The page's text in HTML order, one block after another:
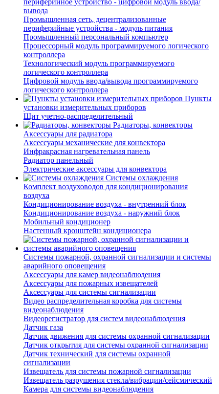
периферийное устройство - цифровой модуль ввода/
вывода
Промышленная сеть, децентрализованные
периферийные устройства - модуль питания
Промышленный персональный компьютер
Процессорный модуль программируемого логического
контроллера
Технологический модуль программируемого
логического контроллера
Цифровой модуль ввода/вывода программируемого
логического контроллера
Пункты
установки измерительных приборов
Щит учетно-распределительный
Радиаторы, конвекторы
Аксессуары для радиатора
Аксессуары механические для конвектора
Инфракрасная нагревательная панель
Радиатор панельный
Электрические аксессуары для конвектора
Системы охлаждения
Комплект воздуховодов для кондиционирования
воздуха
Кондиционирование воздуха - внутренний блок
Кондиционирование воздуха - наружний блок
Мобильный кондиционер
Настенный кронштейн кондиционера
Системы пожарной, охранной сигнализации и системы
аварийного оповещения
Аксессуары для камер видеонаблюдения
Аксессуары для пожарных извещателей
Аксессуары для системы сигнализации
Видео распределительная коробка для системы
видеонаблюдения
Видеорегистратор для систем видеонаблюдения
Датчик газа
Датчик движения для системы охранной сигнализации
Датчик открытия для системы охранной сигнализации
Датчик технический для системы охранной
сигнализации
Извещатель для системы пожарной сигнализации
Извещатель разрушения стекла/вибрации/сейсмический
Камера для системы видеонаблюдения